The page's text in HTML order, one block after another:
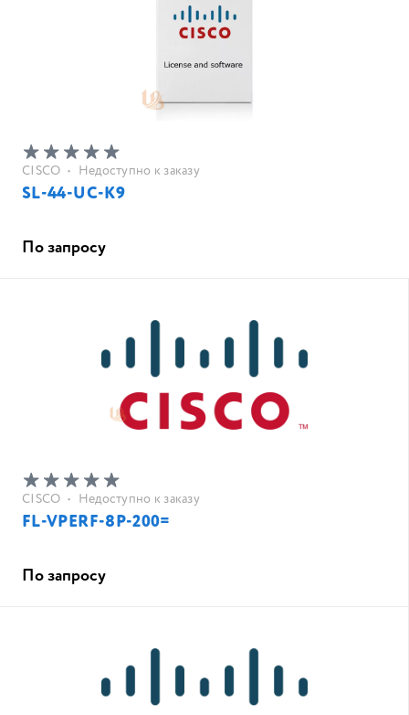
CISCO • Недоступно к заказу
SL-44-UC-K9
По запросу
CISCO • Недоступно к заказу
FL-VPERF-8P-200=
По запросу